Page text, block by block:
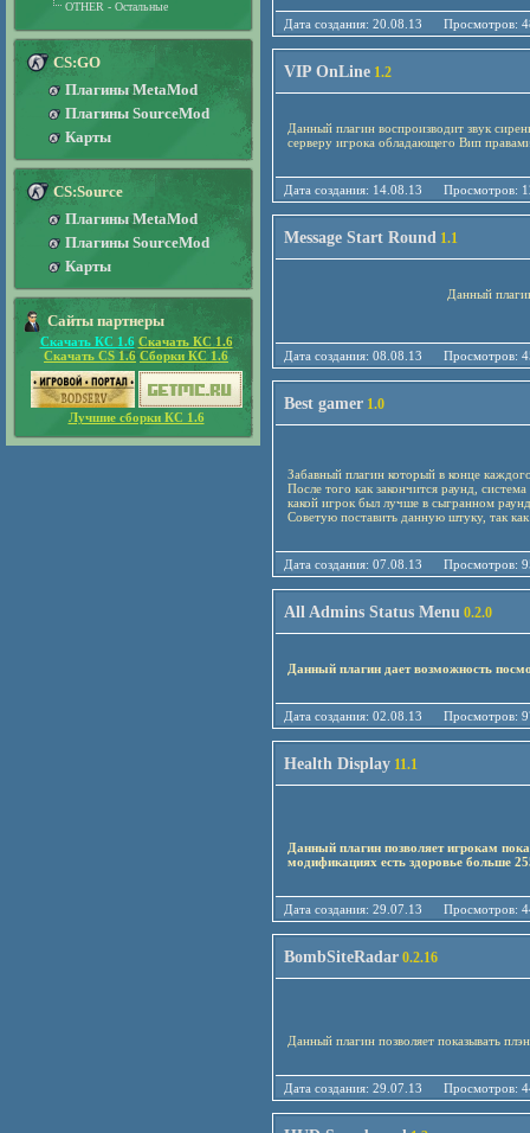
Дата создания: 20.08.13
VIP OnLine 1.2
Данный плагин воспроизводит звук
серверу игрока обладающего Вип
Дата создания: 14.08.13
Message Start Round 1.1
Данный плагин каждый раунд
Дата создания: 08.08.13
Best gamer 1.0
Забавный плагин который в конце
После того как закончится раунд,
какой игрок был лучше в сыгранном
Советую поставить данную штуку, так
Дата создания: 07.08.13
All Admins Status Menu 0.2.0
Данный плагин дает возможность
Дата создания: 02.08.13
Health Display 11.1
Данный плагин позволяет игрокам
модификациях есть здоровье больше
Дата создания: 29.07.13
BombSiteRadar 0.2.16
Данный плагин позволяет показывать
Дата создания: 29.07.13
OTHER - Остальные
CS:GO
Плагины MetaMod
Плагины SourceMod
Карты
CS:Source
Плагины MetaMod
Плагины SourceMod
Карты
Сайты партнеры
Скачать КС 1.6 Скачать КС 1.6
Скачать CS 1.6 Сборки КС 1.6
Лучшие сборки КС 1.6